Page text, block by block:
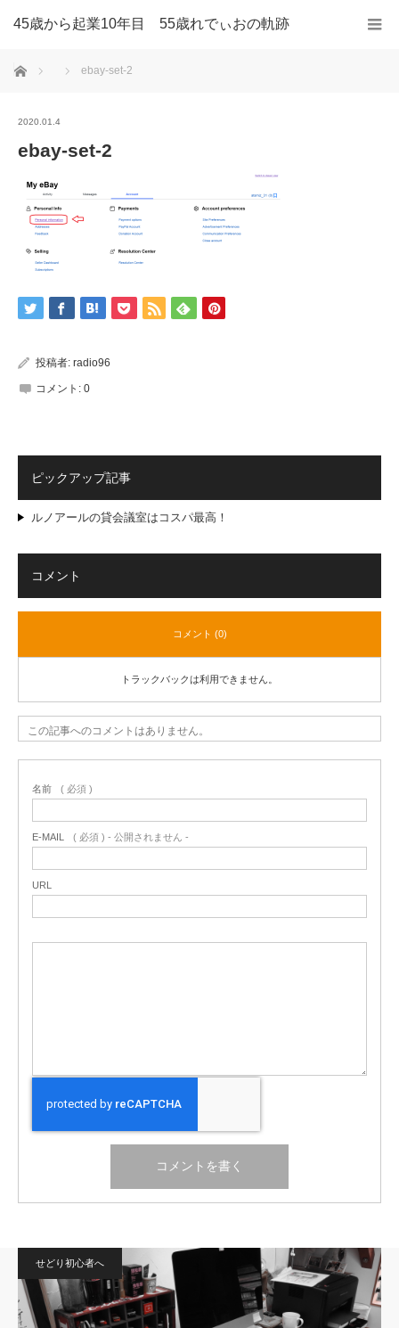
45歳から起業10年目 55歳れでぃおの軌跡
ホーム ebay-set-2
2020.01.4
ebay-set-2
投稿者: radio96
コメント: 0
ピックアップ記事
ルノアールの貸会議室はコスパ最高！
コメント
コメント (0)
トラックバックは利用できません。
この記事へのコメントはありません。
名前 ( 必須 )
E-MAIL ( 必須 ) - 公開されません -
URL
せどり初心者へ